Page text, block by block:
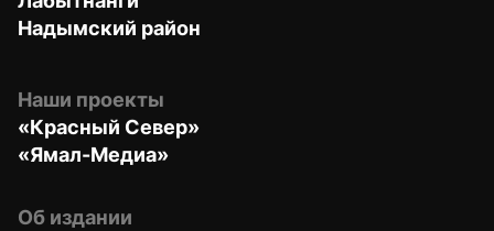
Надымский район
Наши проекты
«Красный Север»
«Ямал-Медиа»
Об издании